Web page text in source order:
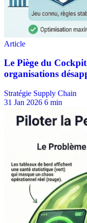
Stratégie Supply Chain
31 Jan 2026 6 min